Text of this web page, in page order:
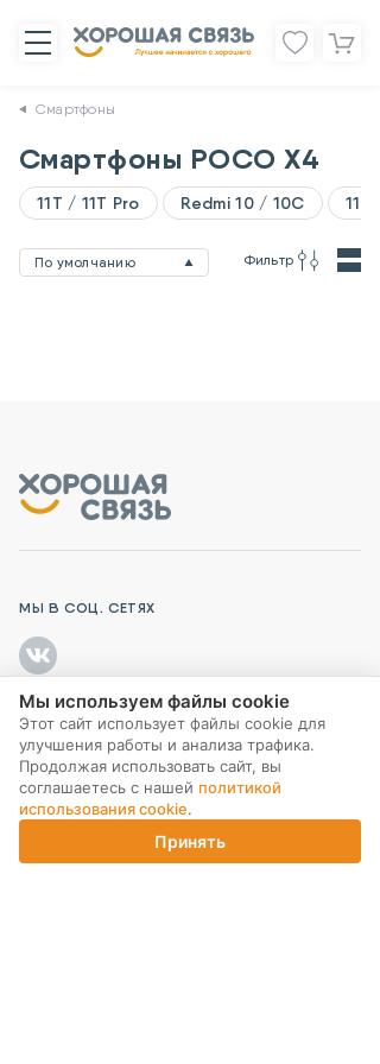
Смартфоны
Смартфоны POCO X4
11T / 11T Pro Redmi 10 / 10C 11
По умолчанию Фильтр
Корзина
МЫ В СОЦ. СЕТЯХ
ПОДПИСКА НА РАССЫЛКУ
Мы используем файлы cookie
Этот сайт использует файлы cookie для
улучшения работы и анализа трафика.
Продолжая использовать сайт, вы
соглашаетесь с нашей политикой
использования cookie.
Принять